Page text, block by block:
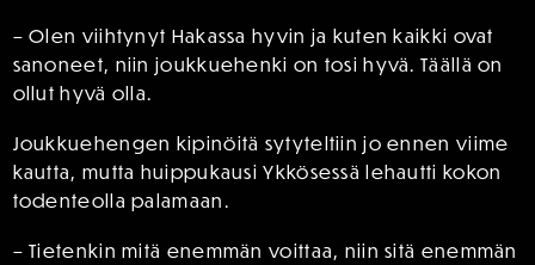
– Olen viihtynyt Hakassa hyvin ja kuten kaikki ovat
sanoneet, niin joukkuehenki on tosi hyvä. Täällä on
ollut hyvä olla.
Joukkuehengen kipinöitä sytyteltiin jo ennen viime
kautta, mutta huippukausi Ykkösessä lehautti kokon
todenteolla palamaan.
– Tietenkin mitä enemmän voittaa, niin sitä enemmän